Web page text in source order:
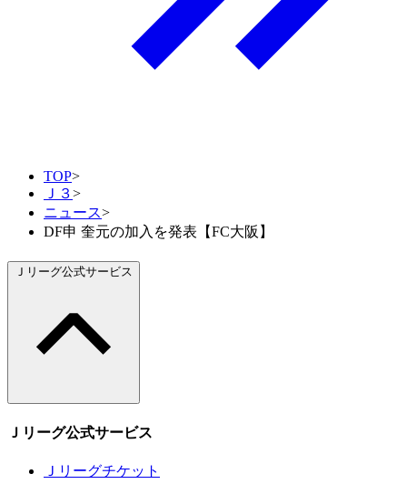
TOP>
Ｊ３>
ニュース>
DF申 奎元の加入を発表【FC大阪】
Ｊリーグ公式サービス
Ｊリーグ公式サービス
Ｊリーグチケット